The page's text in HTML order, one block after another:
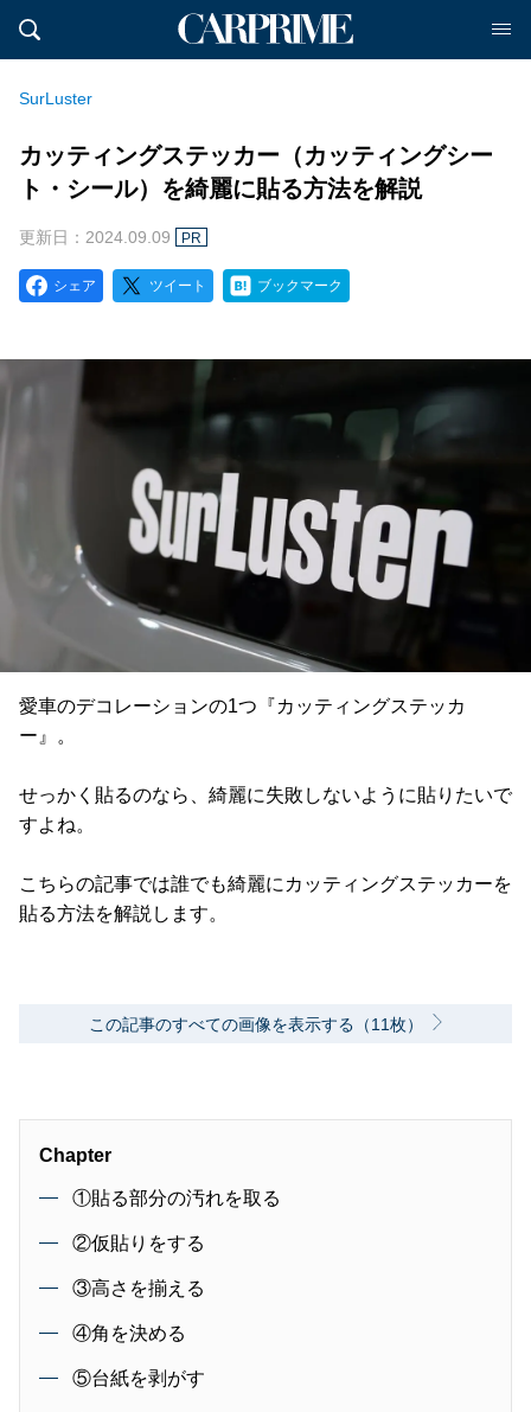
SurLuster
カッティングステッカー（カッティングシー
ト・シール）を綺麗に貼る方法を解説
更新日：2024.09.09 PR
シェア ツイート ブックマーク
愛車のデコレーションの1つ『カッティングステッカ
ー』。
せっかく貼るのなら、綺麗に失敗しないように貼りたいで
すよね。
こちらの記事では誰でも綺麗にカッティングステッカーを
貼る方法を解説します。
この記事のすべての画像を表示する（11枚）
Chapter
①貼る部分の汚れを取る
②仮貼りをする
③高さを揃える
④角を決める
⑤台紙を剥がす